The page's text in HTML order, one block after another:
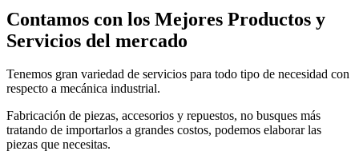
Contamos con los Mejores Productos y
Servicios del mercado
Tenemos gran variedad de servicios para todo tipo de necesidad con
respecto a mecánica industrial.
Fabricación de piezas, accesorios y repuestos, no busques más
tratando de importarlos a grandes costos, podemos elaborar las
piezas que necesitas.